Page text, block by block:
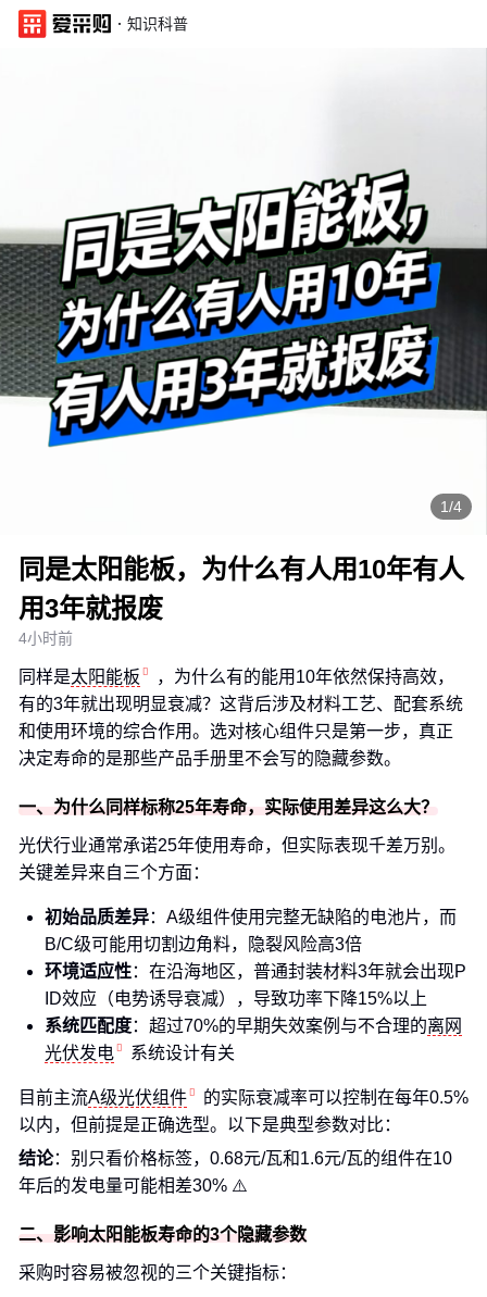
· 知识科普
1/4
同是太阳能板，为什么有人用10年有人
用3年就报废
4小时前
同样是太阳能板
，为什么有的能用10年依然保持高效，
有的3年就出现明显衰减？这背后涉及材料工艺、配套系统
和使用环境的综合作用。选对核心组件只是第一步，真正
决定寿命的是那些产品手册里不会写的隐藏参数。
一、为什么同样标称25年寿命，实际使用差异这么大？
光伏行业通常承诺25年使用寿命，但实际表现千差万别。
关键差异来自三个方面：
初始品质差异：A级组件使用完整无缺陷的电池片，而
B/C级可能用切割边角料，隐裂风险高3倍
环境适应性：在沿海地区，普通封装材料3年就会出现P
ID效应（电势诱导衰减），导致功率下降15%以上
系统匹配度：超过70%的早期失效案例与不合理的离网
光伏发电
系统设计有关
目前主流A级光伏组件
的实际衰减率可以控制在每年0.5%
以内，但前提是正确选型。以下是典型参数对比：
结论：别只看价格标签，0.68元/瓦和1.6元/瓦的组件在10
年后的发电量可能相差30% ⚠️
二、影响太阳能板寿命的3个隐藏参数
采购时容易被忽视的三个关键指标：